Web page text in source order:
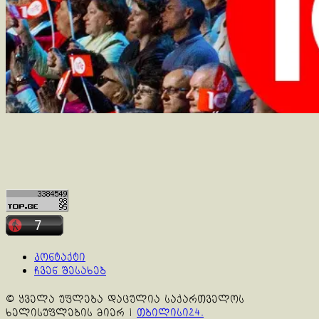
კონტაქტი
ჩვენ შესახებ
© ყველა უფლება დაცულია საქართველოს
ხელისუფლების მიერ | თბილისი24.